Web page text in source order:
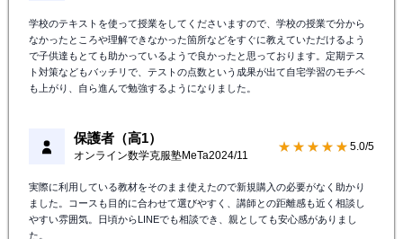
学校のテキストを使って授業をしてくださいますので、学校の授業で分から
なかったところや理解できなかった箇所などをすぐに教えていただけるよう
で子供達もとても助かっているようで良かったと思っております。定期テス
ト対策などもバッチリで、テストの点数という成果が出て自宅学習のモチベ
も上がり、自ら進んで勉強するようになりました。
保護者（高1）
オンライン数学克服塾MeTa2024/11
★★★★★ 5.0/5
実際に利用している教材をそのまま使えたので新規購入の必要がなく助かり
ました。コースも目的に合わせて選びやすく、講師との距離感も近く相談し
やすい雰囲気。日頃からLINEでも相談でき、親としても安心感がありまし
た。